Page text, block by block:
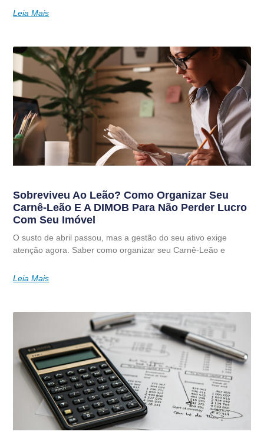
Leia Mais
Sobreviveu Ao Leão? Como Organizar Seu
Carnê-Leão E A DIMOB Para Não Perder Lucro
Com Seu Imóvel
O susto de abril passou, mas a gestão do seu ativo exige
atenção agora. Saber como organizar seu Carnê-Leão e
Leia Mais